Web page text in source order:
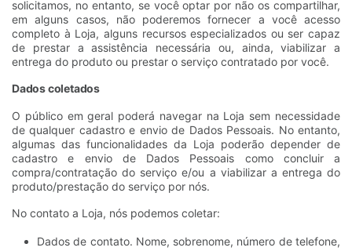
solicitamos, no entanto, se você optar por não os compartilhar,
em alguns casos, não poderemos fornecer a você acesso
completo à Loja, alguns recursos especializados ou ser capaz
de prestar a assistência necessária ou, ainda, viabilizar a
entrega do produto ou prestar o serviço contratado por você.
Dados coletados
O público em geral poderá navegar na Loja sem necessidade
de qualquer cadastro e envio de Dados Pessoais. No entanto,
algumas das funcionalidades da Loja poderão depender de
cadastro e envio de Dados Pessoais como concluir a
compra/contratação do serviço e/ou a viabilizar a entrega do
produto/prestação do serviço por nós.
No contato a Loja, nós podemos coletar:
Dados de contato. Nome, sobrenome, número de telefone,